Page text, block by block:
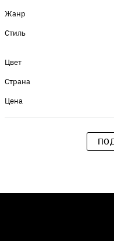
Жанр
Стиль
Цвет
Страна
Цена